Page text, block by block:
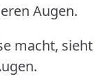
Augen.
macht, sieht